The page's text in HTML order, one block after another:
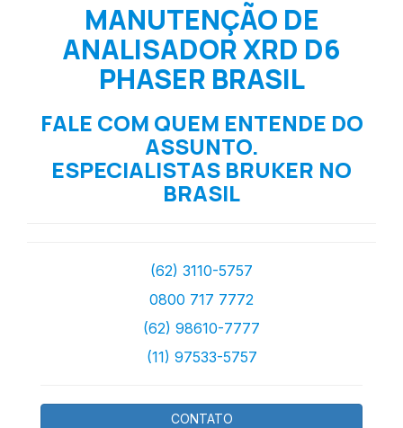
MANUTENÇÃO DE
ANALISADOR XRD D6
PHASER BRASIL
FALE COM QUEM ENTENDE DO
ASSUNTO.
ESPECIALISTAS BRUKER NO
BRASIL
(62) 3110-5757
0800 717 7772
(62) 98610-7777
(11) 97533-5757
CONTATO